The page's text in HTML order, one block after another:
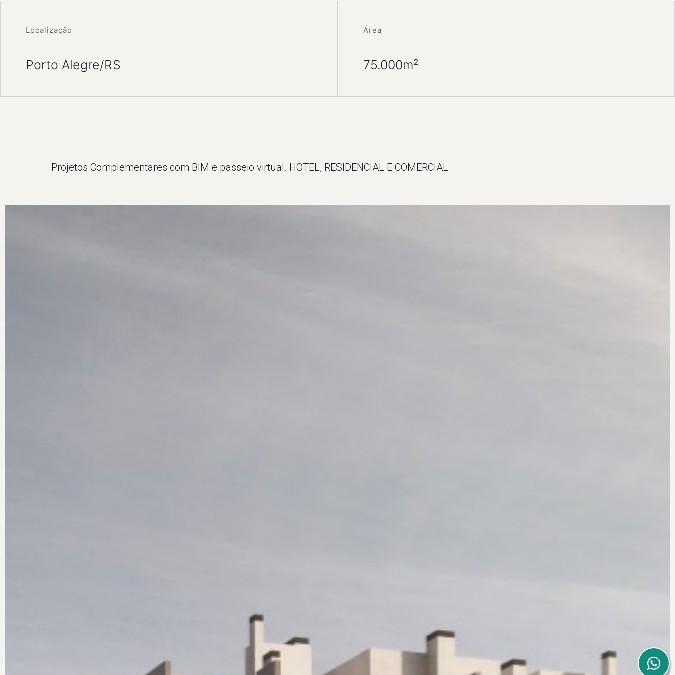
Localização
Porto Alegre/RS
Área
75.000m²
Projetos Complementares com BIM e passeio virtual. HOTEL, RESIDENCIAL E COMERCIAL